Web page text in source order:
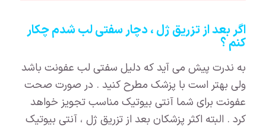
اگر بعد از تزریق ژل ، دچار سفتی لب شدم چکار
کنم ؟
به ندرت پیش می آید که دلیل سفتی لب عفونت باشد
ولی بهتر است با پزشک مطرح کنید . در صورت صحت
عفونت برای شما آنتی بیوتیک مناسب تجویز خواهد
کرد . البته اکثر پزشکان بعد از تزریق ژل ، آنتی بیوتیک